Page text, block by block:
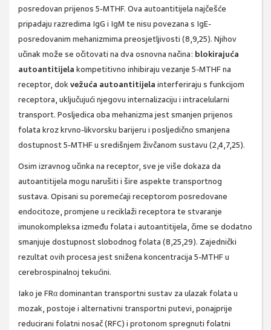
posredovan prijenos 5-MTHF. Ova autoantitijela najčešće
pripadaju razredima IgG i IgM te nisu povezana s IgE-
posredovanim mehanizmima preosjetljivosti (8,9,25). Njihov
učinak može se očitovati na dva osnovna načina: blokirajuća
autoantitijela kompetitivno inhibiraju vezanje 5-MTHF na
receptor, dok vežuća autoantitijela interferiraju s funkcijom
receptora, uključujući njegovu internalizaciju i intracelularni
transport. Posljedica oba mehanizma jest smanjen prijenos
folata kroz krvno-likvorsku barijeru i posljedično smanjena
dostupnost 5-MTHF u središnjem živčanom sustavu (2,4,7,25).
Osim izravnog učinka na receptor, sve je više dokaza da
autoantitijela mogu narušiti i šire aspekte transportnog
sustava. Opisani su poremećaji receptorom posredovane
endocitoze, promjene u reciklaži receptora te stvaranje
imunokompleksa između folata i autoantitijela, čime se dodatno
smanjuje dostupnost slobodnog folata (8,25,29). Zajednički
rezultat ovih procesa jest snižena koncentracija 5-MTHF u
cerebrospinalnoj tekućini.
Iako je FRα dominantan transportni sustav za ulazak folata u
mozak, postoje i alternativni transportni putevi, ponajprije
reducirani folatni nosač (RFC) i protonom spregnuti folatni